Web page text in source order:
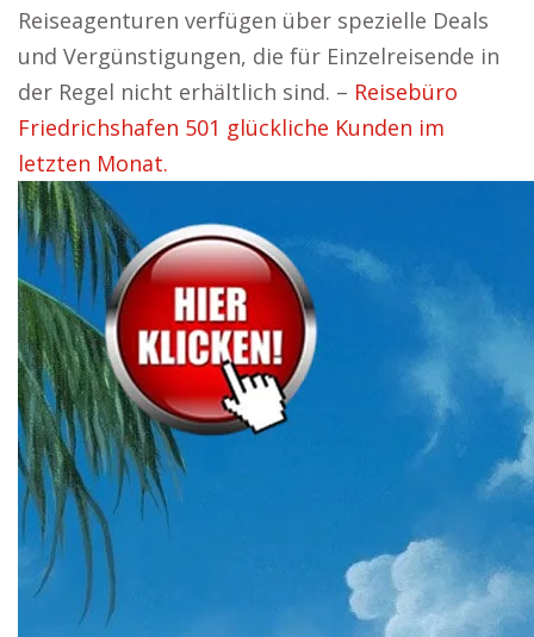
Reiseagenturen verfügen über spezielle Deals
und Vergünstigungen, die für Einzelreisende in
der Regel nicht erhältlich sind. – Reisebüro
Friedrichshafen 501 glückliche Kunden im
letzten Monat.